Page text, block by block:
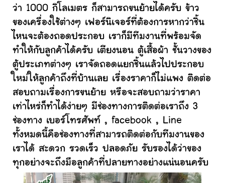
ว่า 1000 กิโลเมตร ก็สามารถขนย้ายได้ครับ ข้าว
ของเครื่องใช้ต่างๆ เฟอร์นิเจอร์ที่ต้องการหากว่าชิ้น
ไหนจะต้องถอดประกอบ เราก็มีทีมงานที่พร้อมจัด
ทำให้กับลูกค้าได้ครับ เตียงนอน ตู้เสื้อผ้า ชั้นวางของ
ตู้ประเภทต่างๆ เราจัดถอดแยกชิ้นแล้วไปประกอบ
ใหม่ให้ลูกค้าถึงที่บ้านเลย เรื่องราคาก็ไม่แพง ติดต่อ
สอบถามเรื่องการขนย้าย หรือจะสอบถามว่าราคา
เท่าไหร่ก็ทำได้ง่ายๆ มีช่องทางการติดต่อเราถึง 3
ช่องทาง เบอร์โทรศัพท์ , facebook , Line
ทั้งหมดนี้คือช่องทางที่สามารถติดต่อกับทีมงานของ
เราได้ สะดวก รวดเร็ว ปลอดภัย รับรองได้ว่าของ
ทุกอย่างจะถึงมือลูกค้าที่ปลายทางอย่างแน่นอนครับ